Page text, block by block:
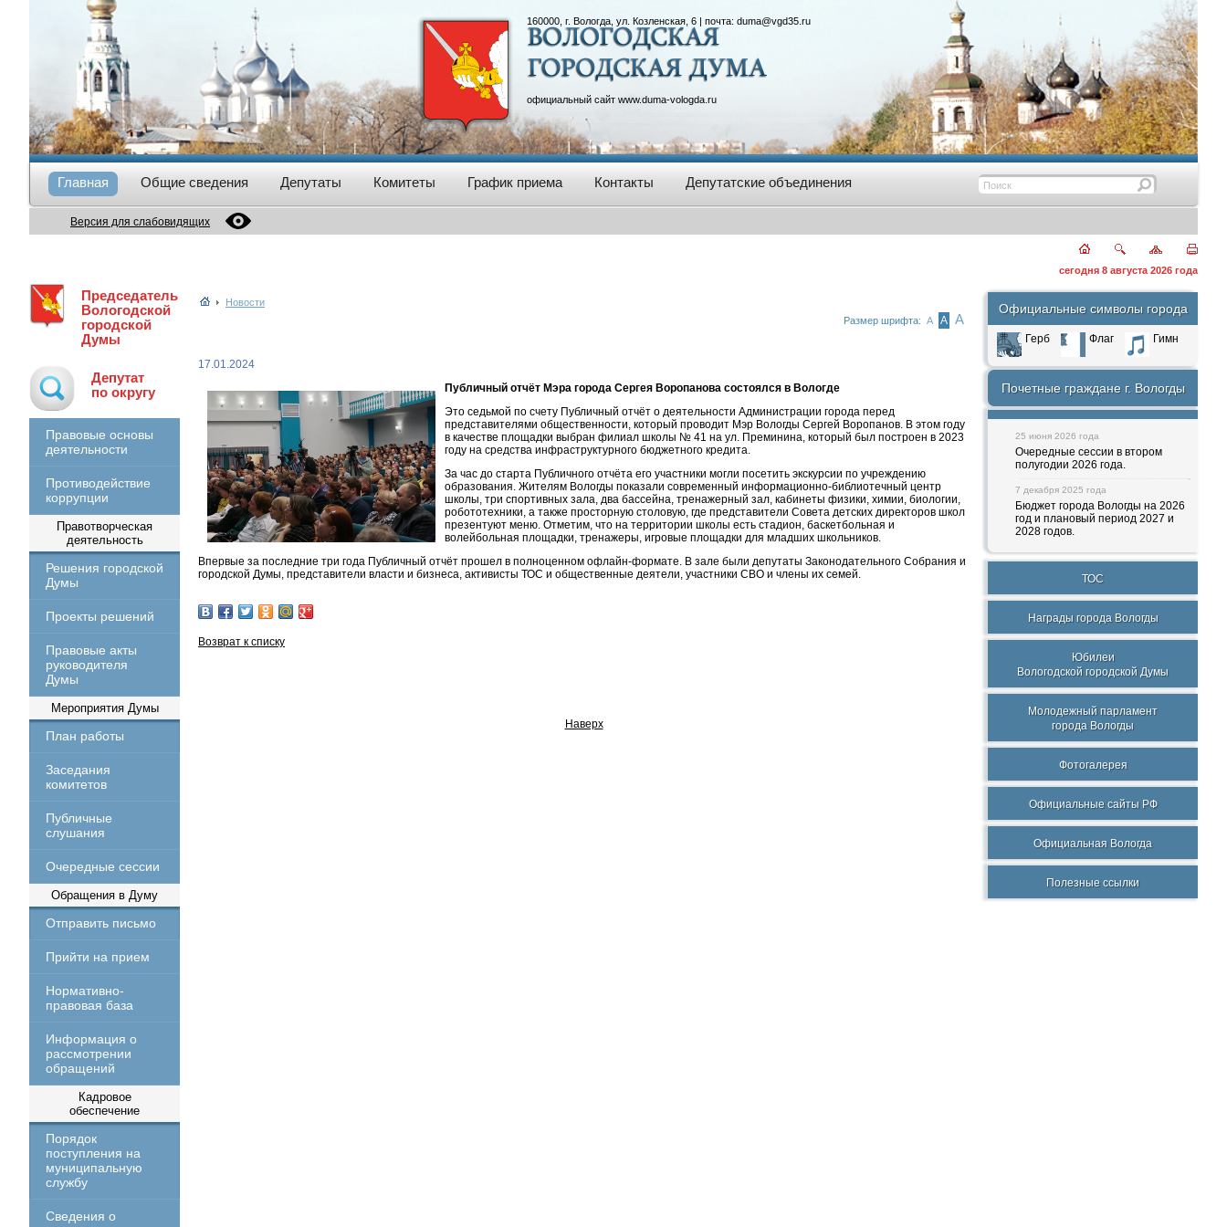
160000, г. Вологда, ул. Козленская, 6 | почта: duma@vgd35.ru
официальный сайт www.duma-vologda.ru
Главная Общие сведения Депутаты Комитеты График приема Контакты Депутатские объединения
Версия для слабовидящих
сегодня 8 августа 2026 года
Председатель
Вологодской
городской
Думы
Депутат
по округу
Правовые основы
деятельности
Противодействие
коррупции
Правотворческая
деятельность
Решения городской
Думы
Проекты решений
Правовые акты
руководителя
Думы
Мероприятия Думы
План работы
Заседания
комитетов
Публичные
слушания
Очередные сессии
Обращения в Думу
Отправить письмо
Прийти на прием
Нормативно-
правовая база
Информация о
рассмотрении
обращений
Кадровое
обеспечение
Порядок
поступления на
муниципальную
службу
Сведения о
Новости
Размер шрифта: А А А
17.01.2024
Публичный отчёт Мэра города Сергея Воропанова состоялся в Вологде
Это седьмой по счету Публичный отчёт о деятельности Администрации города перед
представителями общественности, который проводит Мэр Вологды Сергей Воропанов. В этом году
в качестве площадки выбран филиал школы № 41 на ул. Преминина, который был построен в 2023
году на средства инфраструктурного бюджетного кредита.
За час до старта Публичного отчёта его участники могли посетить экскурсии по учреждению
образования. Жителям Вологды показали современный информационно-библиотечный центр
школы, три спортивных зала, два бассейна, тренажерный зал, кабинеты физики, химии, биологии,
робототехники, а также просторную столовую, где представители Совета детских директоров школ
презентуют меню. Отметим, что на территории школы есть стадион, баскетбольная и
волейбольная площадки, тренажеры, игровые площадки для младших школьников.
Впервые за последние три года Публичный отчёт прошел в полноценном офлайн-формате. В зале были депутаты Законодательного Собрания и
городской Думы, представители власти и бизнеса, активисты ТОС и общественные деятели, участники СВО и члены их семей.
Возврат к списку
Наверх
Официальные символы города
Герб Флаг Гимн
Почетные граждане г. Вологды
25 июня 2026 года
Очередные сессии в втором
полугодии 2026 года.
7 декабря 2025 года
Бюджет города Вологды на 2026
год и плановый период 2027 и
2028 годов.
ТОС
Награды города Вологды
Юбилеи
Вологодской городской Думы
Молодежный парламент
города Вологды
Фотогалерея
Официальные сайты РФ
Официальная Вологда
Полезные ссылки